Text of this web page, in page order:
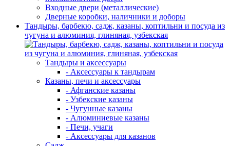
Входные двери (металлические)
Дверные коробки, наличники и доборы
Тандыры, барбекю, садж, казаны, коптильни и посуда из
чугуна и алюминия, глиняная, узбекская
Тандыры и аксессуары
- Аксессуары к тандырам
Казаны, печи и аксессуары
- Афганские казаны
- Узбекские казаны
- Чугунные казаны
- Алюминиевые казаны
- Печи, учаги
- Аксессуары для казанов